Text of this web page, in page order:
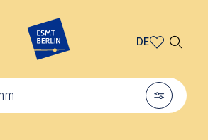
🎚︎
DE
EN
🔍︎